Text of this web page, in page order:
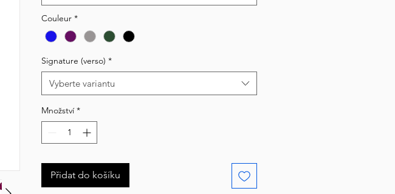
Couleur *
Signature (verso) *
Vyberte variantu
Množství *
Přidat do košíku